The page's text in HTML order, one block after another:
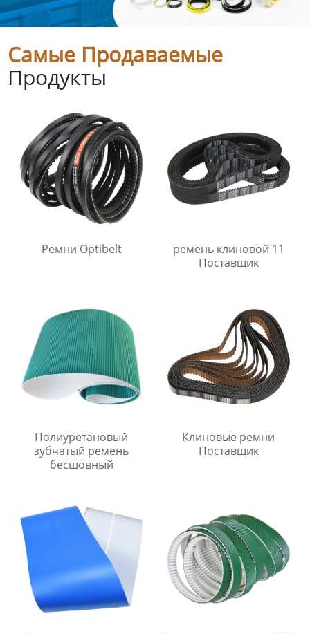
Самые Продаваемые
Продукты
Ремни Optibelt
ремень клиновой 11
Поставщик
Полиуретановый
зубчатый ремень
бесшовный
Клиновые ремни
Поставщик